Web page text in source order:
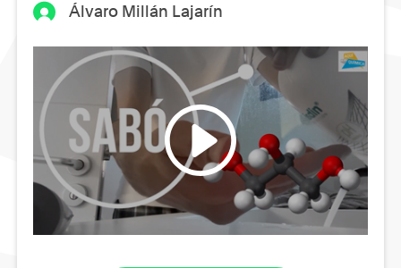
Álvaro Millán Lajarín